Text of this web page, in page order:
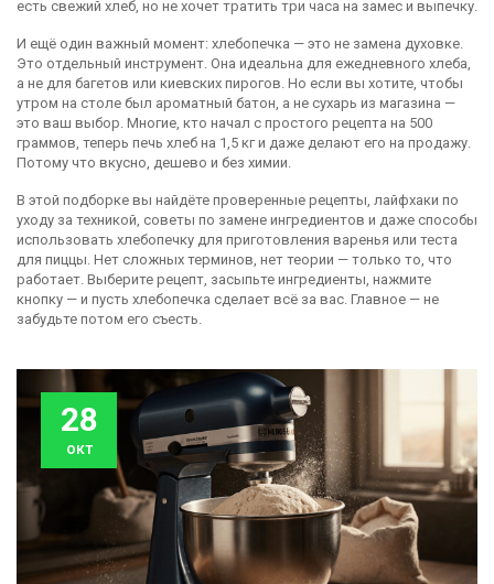
есть свежий хлеб, но не хочет тратить три часа на замес и выпечку.
И ещё один важный момент: хлебопечка — это не замена духовке.
Это отдельный инструмент. Она идеальна для ежедневного хлеба,
а не для багетов или киевских пирогов. Но если вы хотите, чтобы
утром на столе был ароматный батон, а не сухарь из магазина —
это ваш выбор. Многие, кто начал с простого рецепта на 500
граммов, теперь печь хлеб на 1,5 кг и даже делают его на продажу.
Потому что вкусно, дешево и без химии.
В этой подборке вы найдёте проверенные рецепты, лайфхаки по
уходу за техникой, советы по замене ингредиентов и даже способы
использовать хлебопечку для приготовления варенья или теста
для пиццы. Нет сложных терминов, нет теории — только то, что
работает. Выберите рецепт, засыпьте ингредиенты, нажмите
кнопку — и пусть хлебопечка сделает всё за вас. Главное — не
забудьте потом его съесть.
28
окт